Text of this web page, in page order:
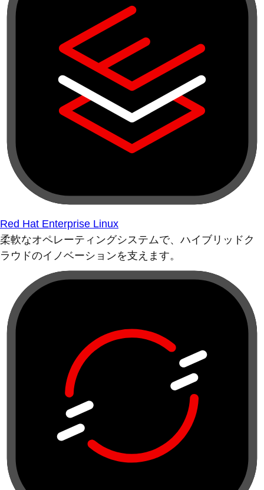
Red Hat Enterprise Linux
柔軟なオペレーティングシステムで、ハイブリッドク
ラウドのイノベーションを支えます。